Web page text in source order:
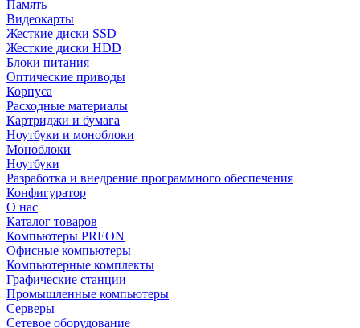
Память
Видеокарты
Жесткие диски SSD
Жесткие диски HDD
Блоки питания
Оптические приводы
Корпуса
Расходные материалы
Картриджи и бумага
Ноутбуки и моноблоки
Моноблоки
Ноутбуки
Разработка и внедрение программного обеспечения
Конфигуратор
О нас
Каталог товаров
Компьютеры PREON
Офисные компьютеры
Компьютерные комплекты
Графические станции
Промышленные компьютеры
Серверы
Сетевое оборудование